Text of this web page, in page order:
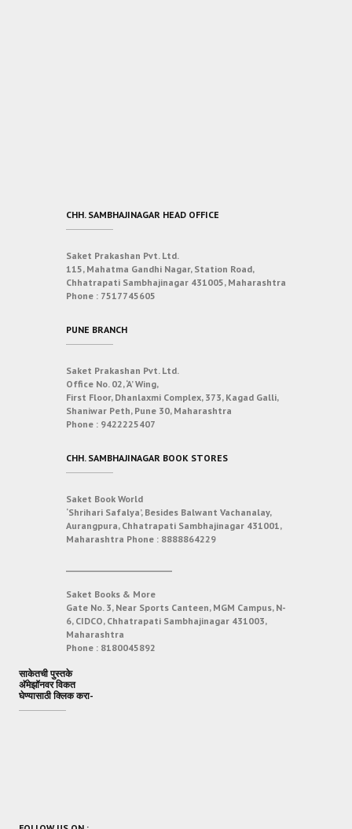
CHH. SAMBHAJINAGAR HEAD OFFICE
Saket Prakashan Pvt. Ltd.
115, Mahatma Gandhi Nagar, Station Road,
Chhatrapati Sambhajinagar 431005, Maharashtra
Phone : 7517745605
PUNE BRANCH
Saket Prakashan Pvt. Ltd.
Office No. 02, ‘A’ Wing,
First Floor, Dhanlaxmi Complex, 373, Kagad Galli,
Shaniwar Peth, Pune 30, Maharashtra
Phone : 9422225407
CHH. SAMBHAJINAGAR BOOK STORES
Saket Book World
‘Shrihari Safalya’, Besides Balwant Vachanalay,
Aurangpura, Chhatrapati Sambhajinagar 431001,
Maharashtra Phone : 8888864229
Saket Books & More
Gate No. 3, Near Sports Canteen, MGM Campus, N-
6, CIDCO, Chhatrapati Sambhajinagar 431003,
Maharashtra
Phone : 8180045892
साकेतची पुस्तके
अ‍ॅमेझॉनवर विकत
घेण्यासाठी क्लिक करा-